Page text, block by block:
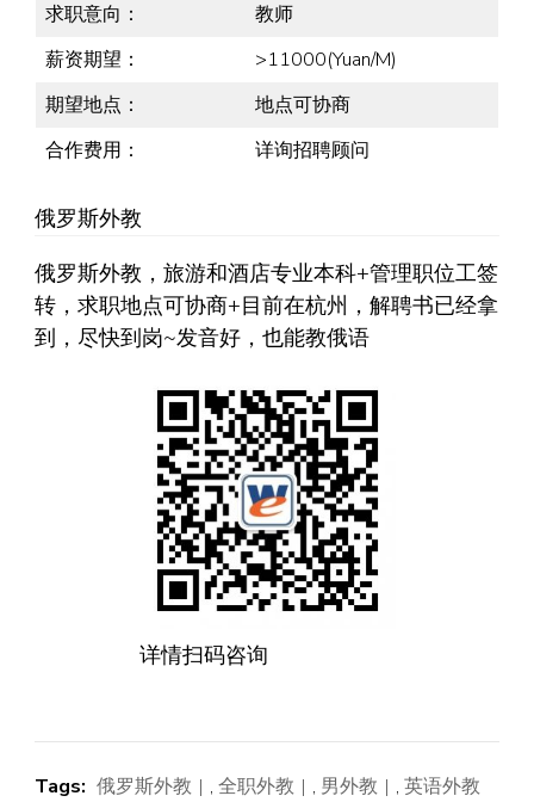
求职意向：
教师
薪资期望：
>11000(Yuan/M)
期望地点：
地点可协商
合作费用：
详询招聘顾问
俄罗斯外教
俄罗斯外教，旅游和酒店专业本科+管理职位工签
转，求职地点可协商+目前在杭州，解聘书已经拿
到，尽快到岗~发音好，也能教俄语
详情扫码咨询
Tags: 俄罗斯外教 , 全职外教 , 男外教 , 英语外教